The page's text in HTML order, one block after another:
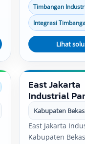
logistik, dan
timbangan
timbangan,
scale, serta
dapat
Timbangan
Integrasi
Lihat
East Jakarta
Industrial
Kabupaten
East Jakarta
Kabupaten